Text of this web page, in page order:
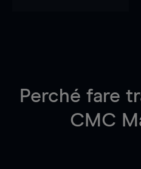
Perché fare
CMC